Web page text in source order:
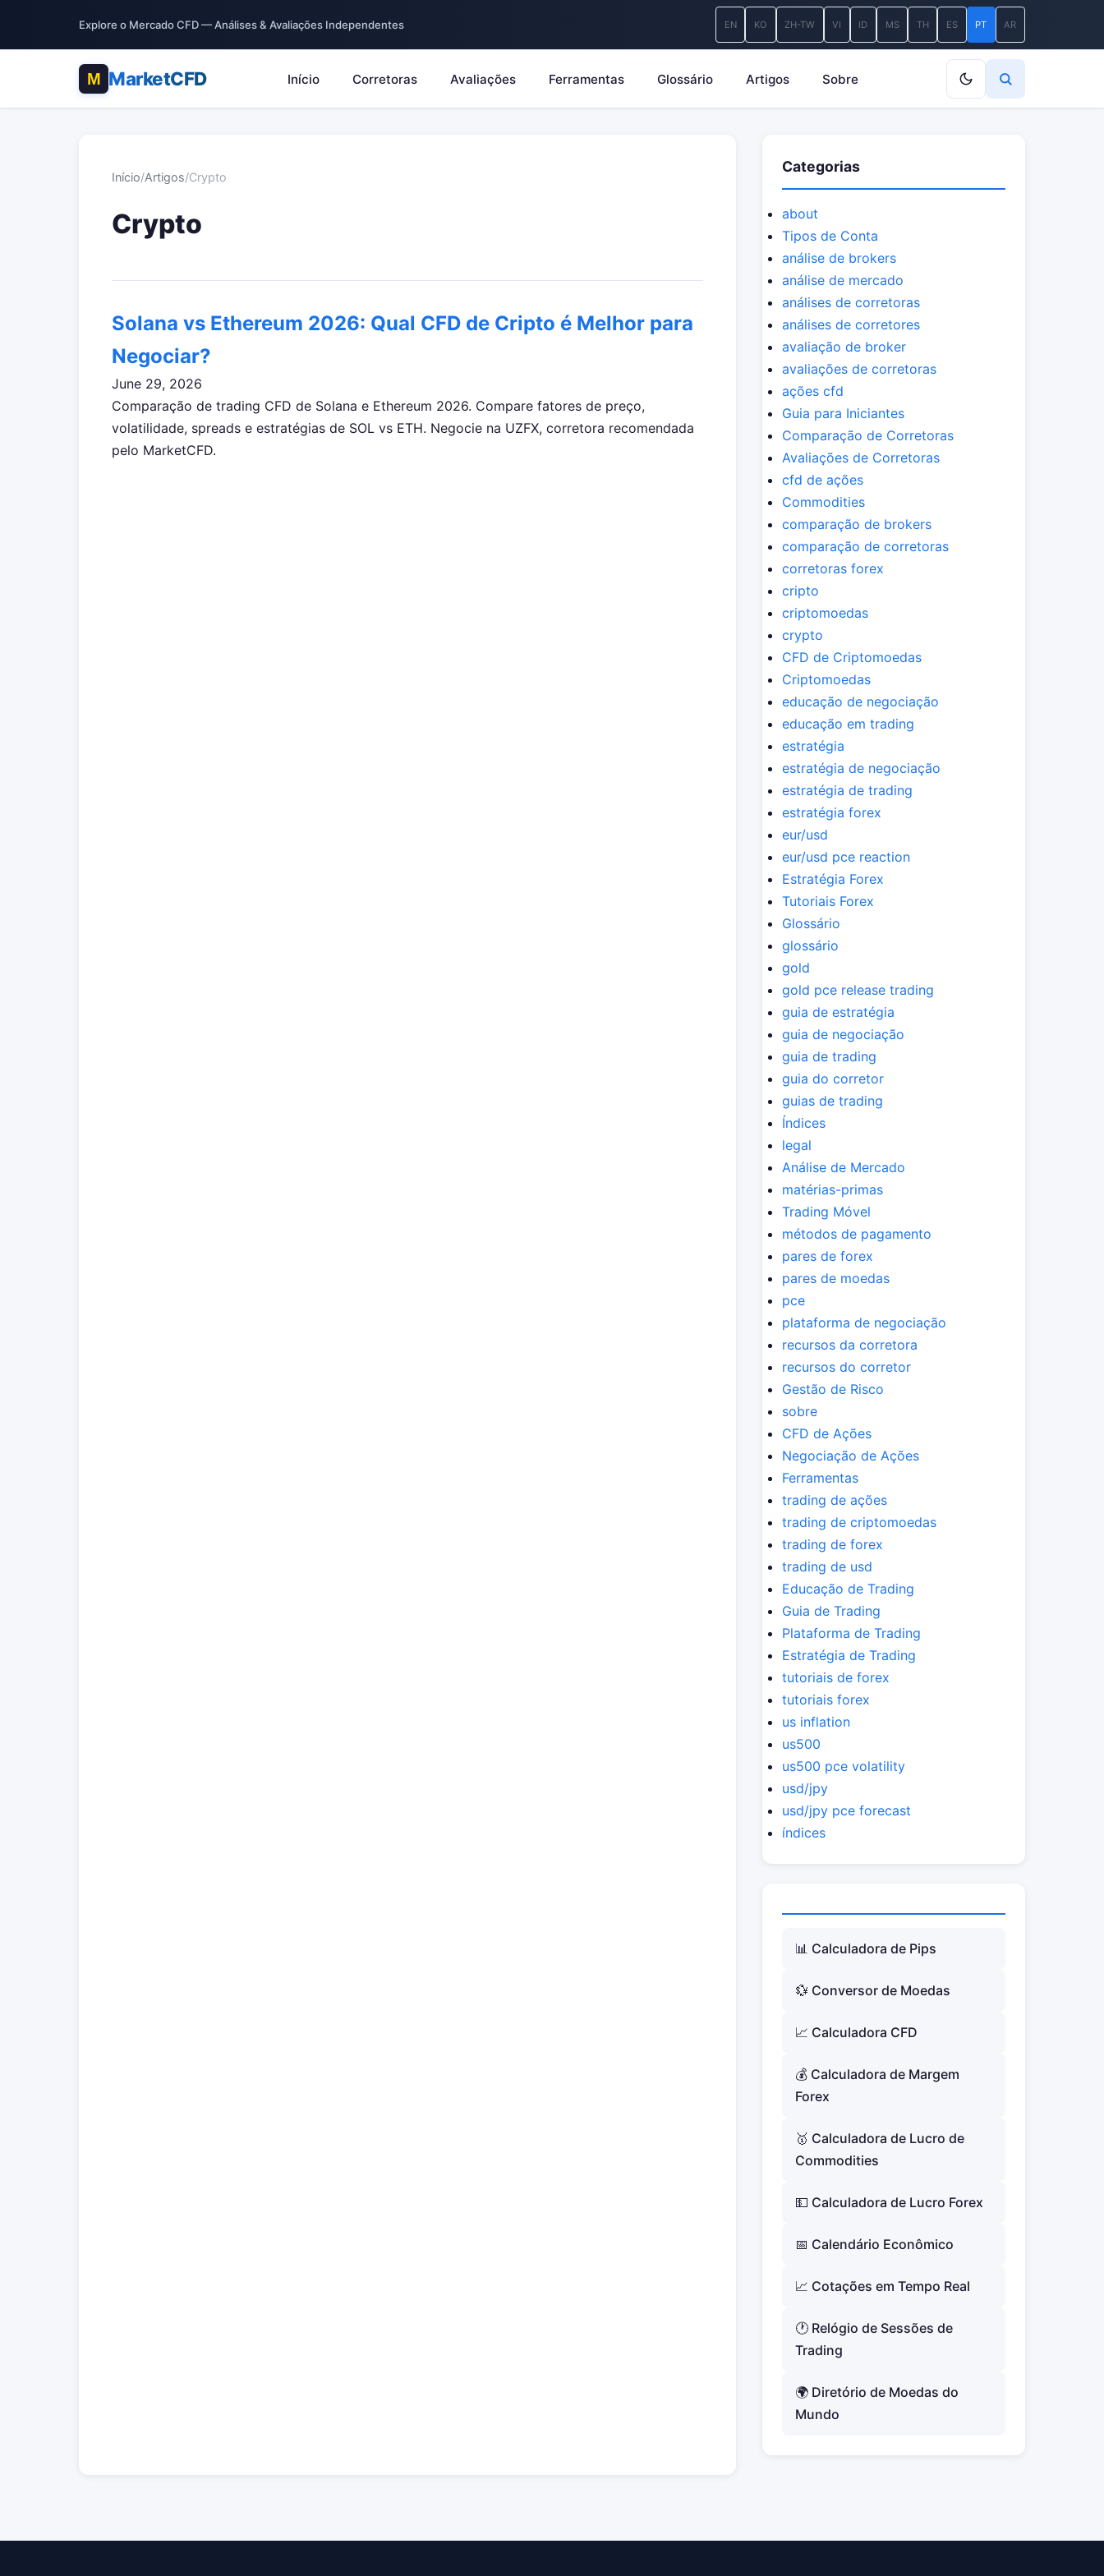
Explore o Mercado CFD — Análises & Avaliações Independentes EN KO ZH-TW VI ID MS TH ES PT AR
MarketCFD Início Corretoras Avaliações Ferramentas Glossário Artigos Sobre
Início/Artigos/Crypto
Crypto
Solana vs Ethereum 2026: Qual CFD de Cripto é Melhor para
Negociar?
June 29, 2026
Comparação de trading CFD de Solana e Ethereum 2026. Compare fatores de preço,
volatilidade, spreads e estratégias de SOL vs ETH. Negocie na UZFX, corretora recomendada
pelo MarketCFD.
Categorias
about
Tipos de Conta
análise de brokers
análise de mercado
análises de corretoras
análises de corretores
avaliação de broker
avaliações de corretoras
ações cfd
Guia para Iniciantes
Comparação de Corretoras
Avaliações de Corretoras
cfd de ações
Commodities
comparação de brokers
comparação de corretoras
corretoras forex
cripto
criptomoedas
crypto
CFD de Criptomoedas
Criptomoedas
educação de negociação
educação em trading
estratégia
estratégia de negociação
estratégia de trading
estratégia forex
eur/usd
eur/usd pce reaction
Estratégia Forex
Tutoriais Forex
Glossário
glossário
gold
gold pce release trading
guia de estratégia
guia de negociação
guia de trading
guia do corretor
guias de trading
Índices
legal
Análise de Mercado
matérias-primas
Trading Móvel
métodos de pagamento
pares de forex
pares de moedas
pce
plataforma de negociação
recursos da corretora
recursos do corretor
Gestão de Risco
sobre
CFD de Ações
Negociação de Ações
Ferramentas
trading de ações
trading de criptomoedas
trading de forex
trading de usd
Educação de Trading
Guia de Trading
Plataforma de Trading
Estratégia de Trading
tutoriais de forex
tutoriais forex
us inflation
us500
us500 pce volatility
usd/jpy
usd/jpy pce forecast
índices
📊 Calculadora de Pips
💱 Conversor de Moedas
📈 Calculadora CFD
💰 Calculadora de Margem
Forex
🥇 Calculadora de Lucro de
Commodities
💵 Calculadora de Lucro Forex
📅 Calendário Econômico
📈 Cotações em Tempo Real
🕐 Relógio de Sessões de
Trading
🌍 Diretório de Moedas do
Mundo